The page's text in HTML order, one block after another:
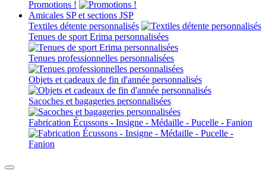
Promotions !
Amicales SP et sections JSP
Textiles détente personnalisés
Tenues de sport Erima personnalisées
Tenues professionnelles personnalisées
Objets et cadeaux de fin d'année personnalisés
Sacoches et bagageries personnalisées
Fabrication Écussons - Insigne - Médaille - Pucelle - Fanion